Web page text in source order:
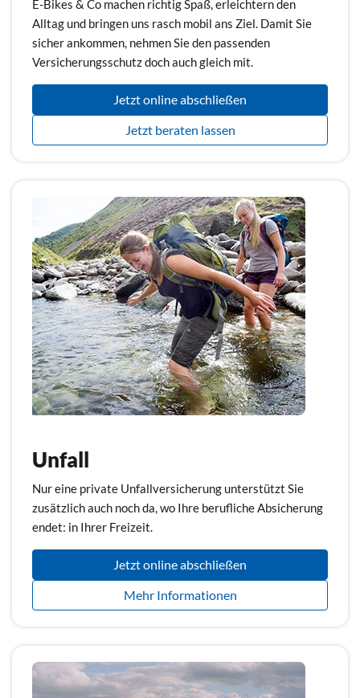
E-Bikes & Co machen richtig Spaß, erleichtern den
Alltag und bringen uns rasch mobil ans Ziel. Damit Sie
sicher ankommen, nehmen Sie den passenden
Versicherungsschutz doch auch gleich mit.
Jetzt online abschließen
Jetzt beraten lassen
Unfall
Nur eine private Unfallversicherung unterstützt Sie
zusätzlich auch noch da, wo Ihre berufliche Absicherung
endet: in Ihrer Freizeit.
Jetzt online abschließen
Mehr Informationen